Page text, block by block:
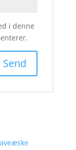
i denne